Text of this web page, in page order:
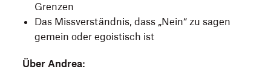
Grenzen
Das Missverständnis, dass „Nein“ zu sagen
gemein oder egoistisch ist
Über Andrea: